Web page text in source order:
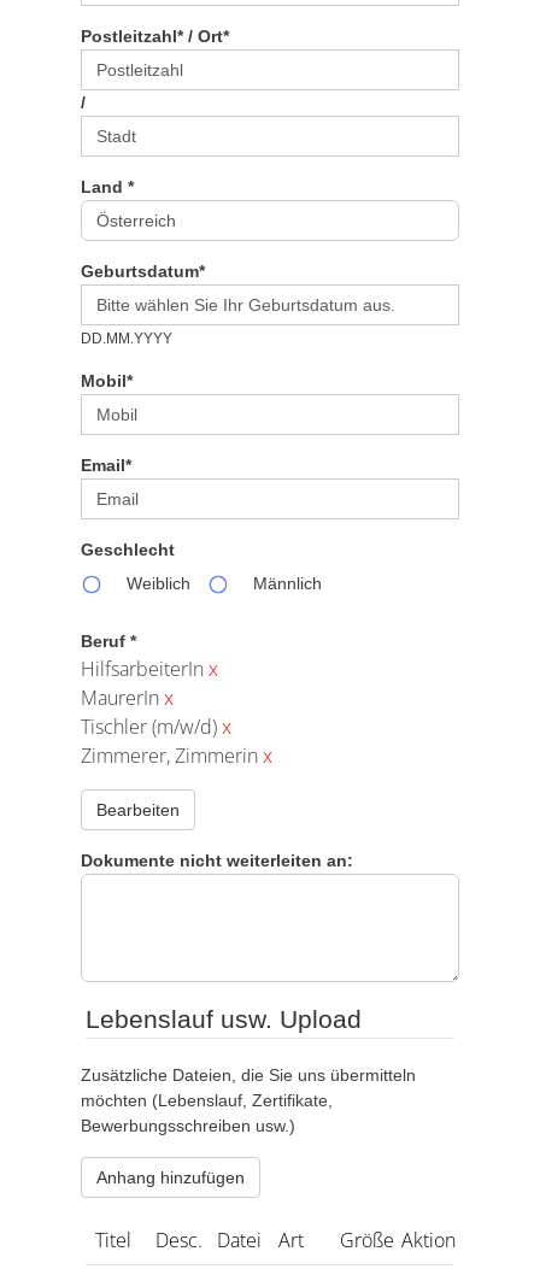
Postleitzahl* / Ort*
/
Land *
Geburtsdatum*
DD.MM.YYYY
Mobil*
Email*
Geschlecht
Weiblich
Männlich
Beruf *
HilfsarbeiterIn x
MaurerIn x
Tischler (m/w/d)x
Zimmerer, Zimmerin x
Bearbeiten
Dokumente nicht weiterleiten an:
Lebenslauf usw. Upload
Zusätzliche Dateien, die Sie uns übermitteln
möchten (Lebenslauf, Zertifikate,
Bewerbungsschreiben usw.)
Anhang hinzufügen
Titel Desc. Datei Art Größe Aktion